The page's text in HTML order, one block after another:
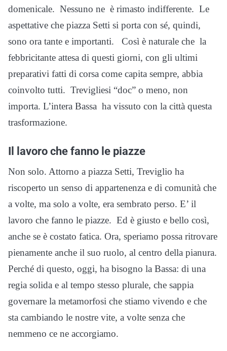
domenicale. Nessuno ne è rimasto indifferente. Le
aspettative che piazza Setti si porta con sé, quindi,
sono ora tante e importanti. Così è naturale che la
febbricitante attesa di questi giorni, con gli ultimi
preparativi fatti di corsa come capita sempre, abbia
coinvolto tutti. Trevigliesi “doc” o meno, non
importa. L’intera Bassa ha vissuto con la città questa
trasformazione.
Il lavoro che fanno le piazze
Non solo. Attorno a piazza Setti, Treviglio ha
riscoperto un senso di appartenenza e di comunità che
a volte, ma solo a volte, era sembrato perso. E’ il
lavoro che fanno le piazze. Ed è giusto e bello così,
anche se è costato fatica. Ora, speriamo possa ritrovare
pienamente anche il suo ruolo, al centro della pianura.
Perché di questo, oggi, ha bisogno la Bassa: di una
regia solida e al tempo stesso plurale, che sappia
governare la metamorfosi che stiamo vivendo e che
sta cambiando le nostre vite, a volte senza che
nemmeno ce ne accorgiamo.